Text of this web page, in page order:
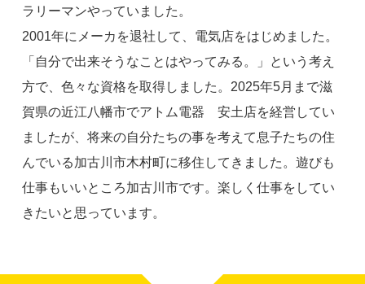
ラリーマンやっていました。
2001年にメーカを退社して、電気店をはじめました。
「自分で出来そうなことはやってみる。」という考え
方で、色々な資格を取得しました。2025年5月まで滋
賀県の近江八幡市でアトム電器 安土店を経営してい
ましたが、将来の自分たちの事を考えて息子たちの住
んでいる加古川市木村町に移住してきました。遊びも
仕事もいいところ加古川市です。楽しく仕事をしてい
きたいと思っています。